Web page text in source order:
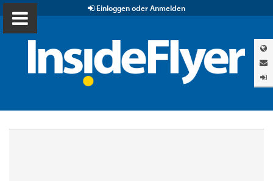
Einloggen oder Anmelden